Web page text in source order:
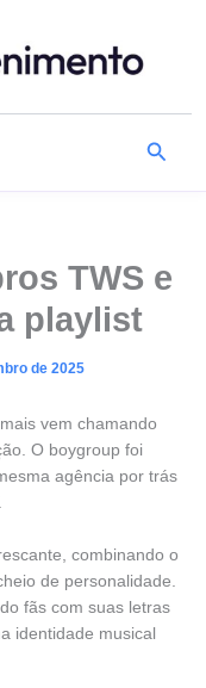
TWS e
playlist
de 2025
vem chamando
O boygroup foi
agência por trás
combinando o
de personalidade.
fãs com suas letras
identidade musical